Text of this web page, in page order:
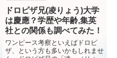
学歴も調べてみました。いくとん
の本名や年齢,出身は？まず、い
くとんさんの基本のプロフィール
からチェックしてみまし...
ドロピザ兄(凌りょう)大学
は慶應？学歴や年齢,集英
社との関係も調べてみた！
ワンピース考察といえばドロピ
ザ、という方も多いかもしれませ